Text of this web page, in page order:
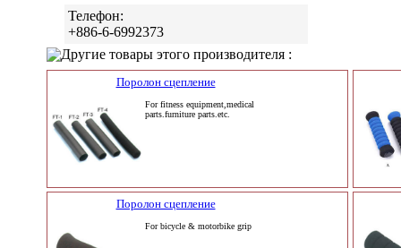
Телефон:
+886-6-6992373
Другие товары этого производителя :
Поролон сцепление
For fitness equipment,medical
parts.furniture parts.etc.
Поролон сцепление
For bicycle & motorbike grip